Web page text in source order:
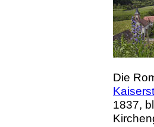
Die
1837,